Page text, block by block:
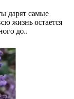
дарят самые
жизнь остается
до..